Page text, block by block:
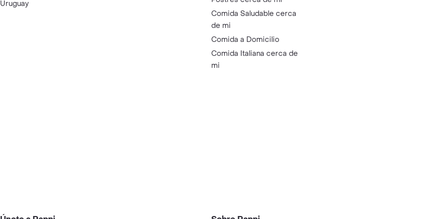
Uruguay
Comida Saludable cerca
de mi
Comida a Domicilio
Comida Italiana cerca de
mi